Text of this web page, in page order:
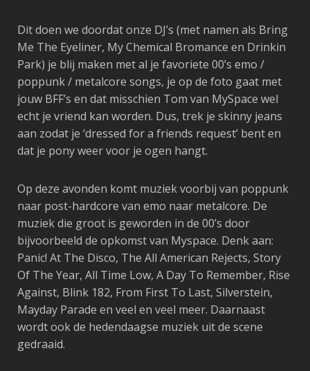
Dit doen we doordat onze DJ’s (met namen als Bring
Me The Eyeliner, My Chemical Bromance en Drinkin
Park) je blij maken met al je favoriete 00’s emo /
poppunk / metalcore songs, je op de foto gaat met
jouw BFF’s en dat misschien Tom van MySpace wel
echt je vriend kan worden. Dus, trek je skinny jeans
aan zodat je ‘dressed for a friends request’ bent en
dat je pony weer voor je ogen hangt.
Op deze avonden komt muziek voorbij van poppunk
naar post-hardcore van emo naar metalcore. De
muziek die groot is geworden in de 00’s door
bijvoorbeeld de opkomst van Myspace. Denk aan:
Panic! At The Disco, The All American Rejects, Story
Of The Year, All Time Low, A Day To Remember, Rise
Against, Blink 182, From First To Last, Silverstein,
Mayday Parade en veel en veel meer. Daarnaast
wordt ook de hedendaagse muziek uit de scene
gedraaid.